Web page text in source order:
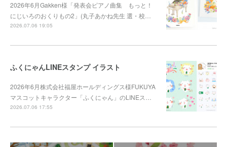
2026年6月Gakken様「発表会ピアノ曲集 もっと！
にじいろのおくりもの2」(丸子あかね先生 選・校…
2026.07.06 19:05
ふくにゃんLINEスタンプ イラスト
2026年6月株式会社福屋ホールディングス様FUKUYA
マスコットキャラクター「ふくにゃん」のLINEス…
2026.07.06 17:55